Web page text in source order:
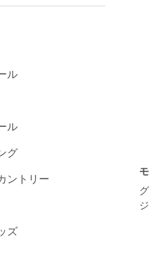
ジ
ル
ル
グ
ントリー
ズ